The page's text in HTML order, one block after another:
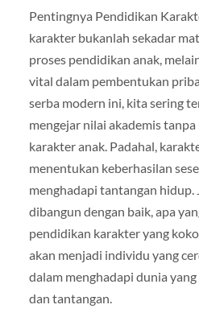
Pentingnya Pendidikan
karakter bukanlah sekadar
proses pendidikan anak,
vital dalam pembentukan
serba modern ini, kita sering
mengejar nilai akademis
karakter anak. Padahal,
menentukan keberhasilan
menghadapi tantangan
dibangun dengan baik, apa
pendidikan karakter yang
akan menjadi individu yang
dalam menghadapi dunia
dan tantangan.